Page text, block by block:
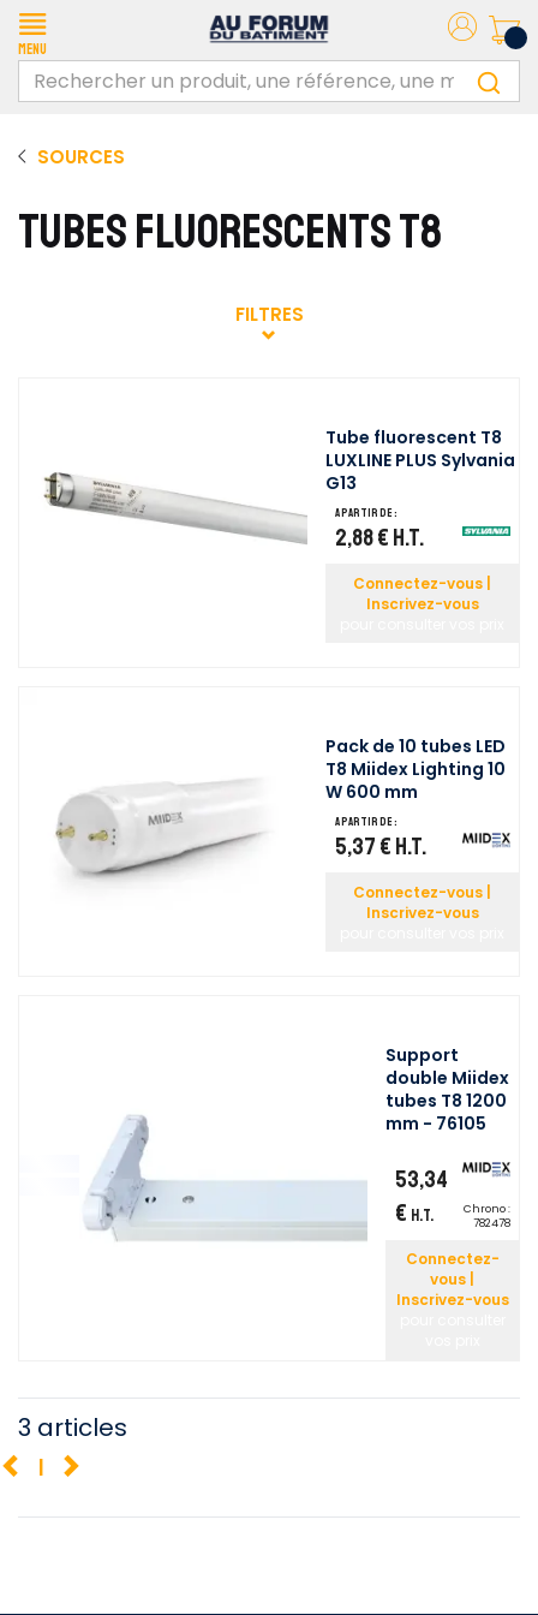
Menu
SOURCES
TUBES FLUORESCENTS T8
FILTRES
Tube fluorescent T8
LUXLINE PLUS Sylvania
G13
A partir de :
2,88 € H.T.
Connectez-vous |
Inscrivez-vous
Pack de 10 tubes LED
T8 Miidex Lighting 10
W 600 mm
A partir de :
5,37 € H.T.
Connectez-vous |
Inscrivez-vous
Support
double Miidex
tubes T8 1200
mm - 76105
53,34
€ H.T.
Chrono :
782478
Connectez-
vous |
Inscrivez-vous
3 articles
1